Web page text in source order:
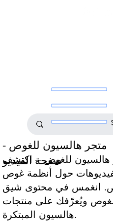
متجر هالسيون للغوص -
صفحة الفيديو
هالسيون للغوص – اكتشف
حول أنظمة غوص
انغمس في محتوى شيق
ويُعرّفك على منتجات
هالسيون المبتكرة.